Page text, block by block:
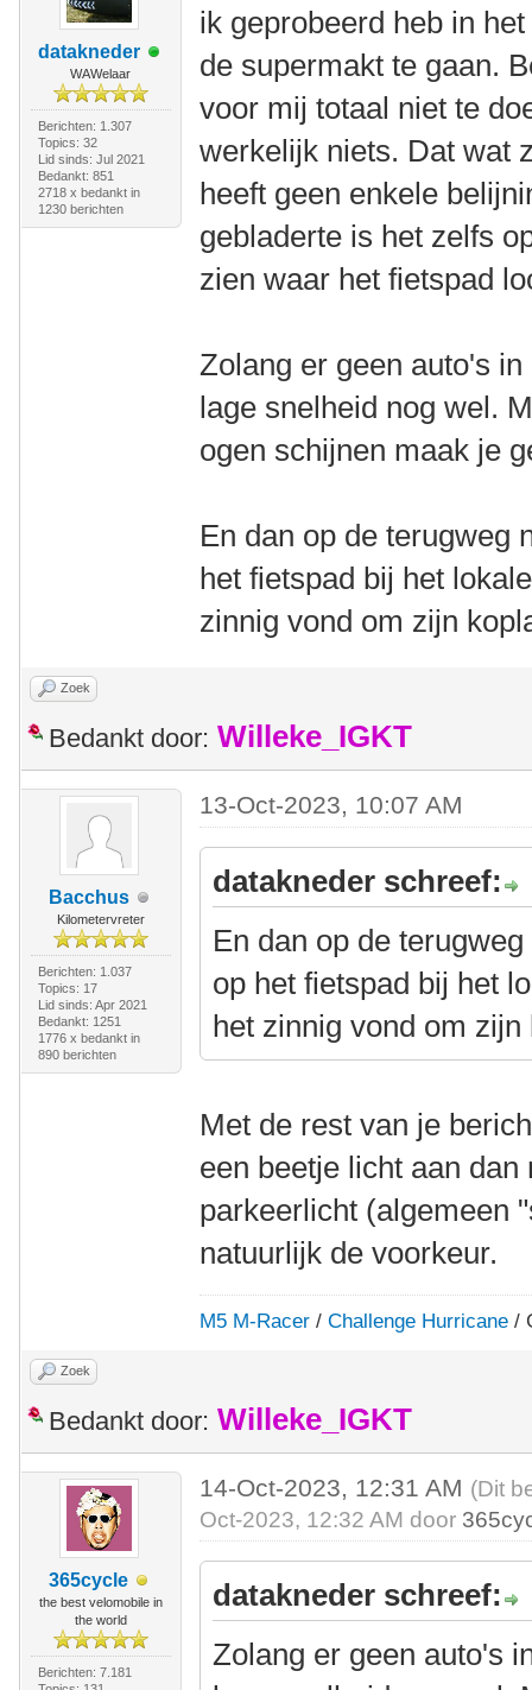
datakneder
WAWelaar
Berichten: 1.307
Topics: 32
Lid sinds: Jul 2021
Bedankt: 851
2718 x bedankt in
1230 berichten
ik geprobeerd heb in
de supermakt te gaan.
voor mij totaal niet te
werkelijk niets. Dat wat
heeft geen enkele
gebladerte is het zelfs
zien waar het fietspad
Zolang er geen auto's
lage snelheid nog wel.
ogen schijnen maak je
En dan op de terugweg
het fietspad bij het
zinnig vond om zijn
Zoek
Bedankt door: Willeke_IGKT
Bacchus
Kilometervreter
Berichten: 1.037
Topics: 17
Lid sinds: Apr 2021
Bedankt: 1251
1776 x bedankt in
890 berichten
13-Oct-2023, 10:07 AM
datakneder schreef:
En dan op de
op het fietspad bij het
het zinnig vond om
Met de rest van je
een beetje licht aan
parkeerlicht (algemeen
natuurlijk de voorkeur.
M5 M-Racer /Challenge Hurricane /
Zoek
Bedankt door: Willeke_IGKT
365cycle
the best velomobile in
the world
Berichten: 7.181
14-Oct-2023, 12:31 AM (Dit
Oct-2023, 12:32 AM door
datakneder schreef:
Zolang er geen auto's